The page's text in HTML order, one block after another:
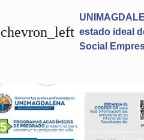
chevron_left estado ideal
Social